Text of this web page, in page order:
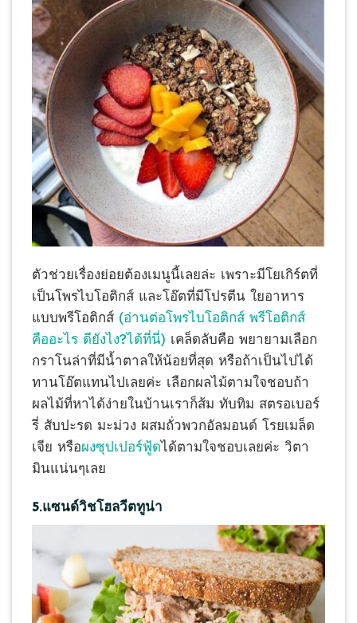
ตัวช่วยเรื่องย่อยต้องเมนูนี้เลยล่ะ เพราะมีโยเกิร์ตที่
เป็นโพรไบโอติกส์ และโอ๊ตที่มีโปรตีน ใยอาหาร
แบบพรีโอติกส์ (อ่านต่อโพรไบโอติกส์ พรีโอติกส์
คืออะไร ดียังไง?ได้ที่นี่) เคล็ดลับคือ พยายามเลือก
กราโนล่าที่มีน้ำตาลให้น้อยที่สุด หรือถ้าเป็นไปได้
ทานโอ๊ตแทนไปเลยค่ะ เลือกผลไม้ตามใจชอบถ้า
ผลไม้ที่หาได้ง่ายในบ้านเราก็ส้ม ทับทิม สตรอเบอร์
รี่ สับปะรด มะม่วง ผสมถั่วพวกอัลมอนด์ โรยเมล็ด
เจีย หรือผงซุปเปอร์ฟู้ดได้ตามใจชอบเลยค่ะ วิตา
มินแน่นๆเลย
5.แซนด์วิชโฮลวีตทูน่า